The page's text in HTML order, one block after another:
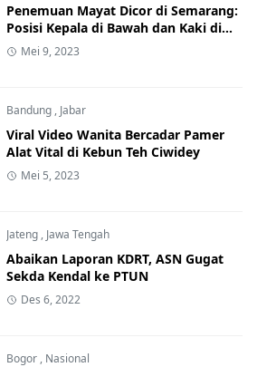
Penemuan Mayat Dicor di Semarang:
Posisi Kepala di Bawah dan Kaki di
Atas, Begini Kronologinya
Mei 9, 2023
Bandung, Jabar
Viral Video Wanita Bercadar Pamer
Alat Vital di Kebun Teh Ciwidey
Mei 5, 2023
Jateng, Jawa Tengah
Abaikan Laporan KDRT, ASN Gugat
Sekda Kendal ke PTUN
Des 6, 2022
Bogor, Nasional